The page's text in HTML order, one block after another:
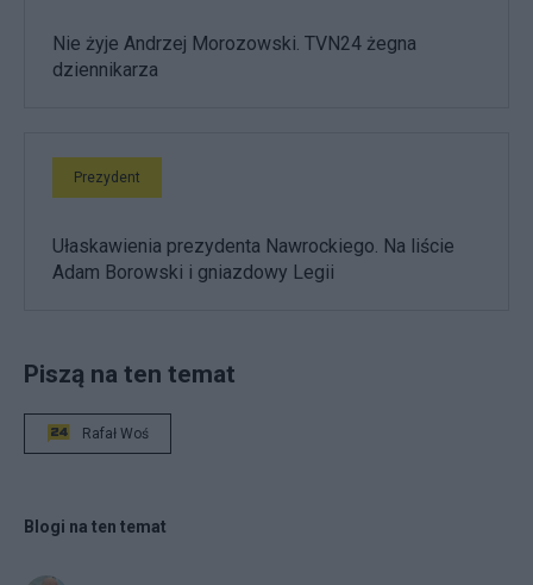
Nie żyje Andrzej Morozowski. TVN24 żegna
dziennikarza
Prezydent
Ułaskawienia prezydenta Nawrockiego. Na liście
Adam Borowski i gniazdowy Legii
Piszą na ten temat
Rafał Woś
Blogi na ten temat